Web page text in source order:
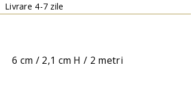
Livrare 4-7 zile
6 cm / 2,1 cm H / 2 metri